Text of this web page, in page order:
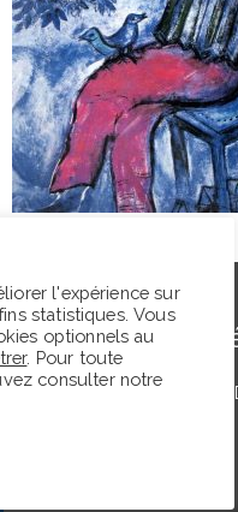
lit :
l'expérience sur
statistiques. Vous
optionnels au
. Pour toute
consulter notre